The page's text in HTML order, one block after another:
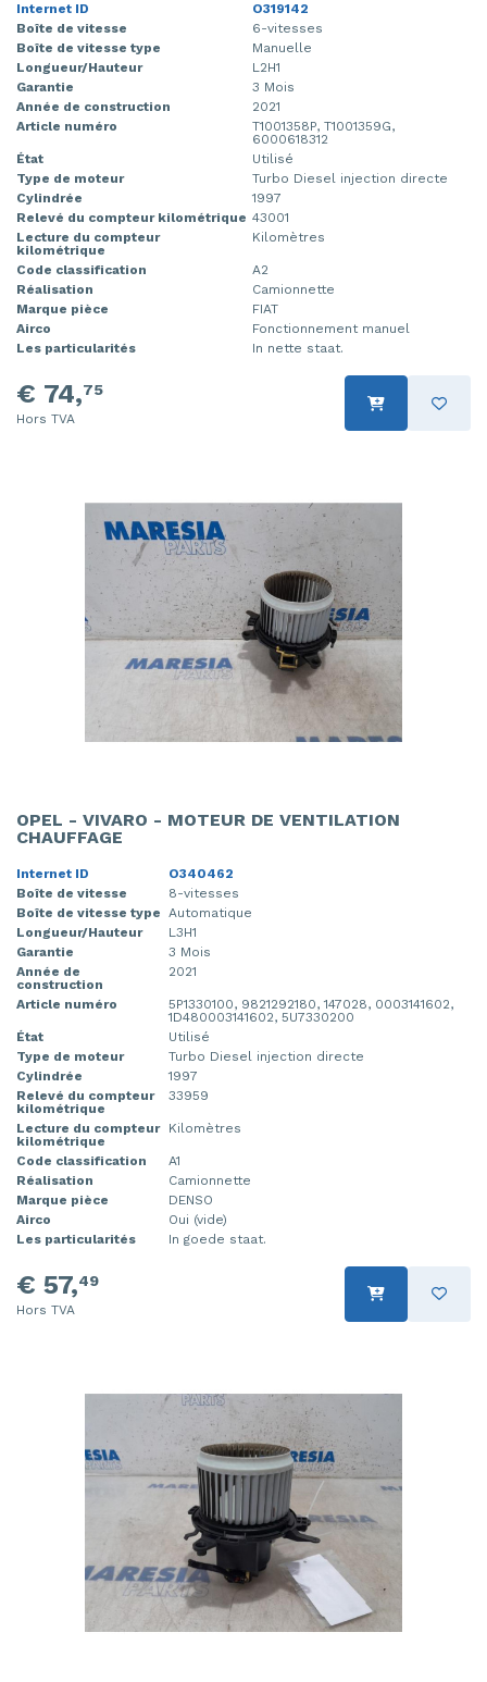
Internet ID
O319142
Boîte de vitesse
6-vitesses
Boîte de vitesse type
Manuelle
Longueur/Hauteur
L2H1
Garantie
3 Mois
Année de construction
2021
Article numéro
T1001358P, T1001359G,
6000618312
État
Utilisé
Type de moteur
Turbo Diesel injection directe
Cylindrée
1997
Relevé du compteur kilométrique 43001
Lecture du compteur
kilométrique
Kilomètres
Code classification
A2
Réalisation
Camionnette
Marque pièce
FIAT
Airco
Fonctionnement manuel
Les particularités
In nette staat.
€ 74,75
Hors TVA
OPEL - VIVARO - MOTEUR DE VENTILATION
CHAUFFAGE
Internet ID
O340462
Boîte de vitesse
8-vitesses
Boîte de vitesse type
Automatique
Longueur/Hauteur
L3H1
Garantie
3 Mois
Année de
construction
2021
Article numéro
5P1330100, 9821292180, 147028, 0003141602,
1D480003141602, 5U7330200
État
Utilisé
Type de moteur
Turbo Diesel injection directe
Cylindrée
1997
Relevé du compteur
kilométrique
33959
Lecture du compteur
kilométrique
Kilomètres
Code classification
A1
Réalisation
Camionnette
Marque pièce
DENSO
Airco
Oui (vide)
Les particularités
In goede staat.
€ 57,49
Hors TVA